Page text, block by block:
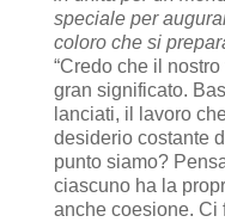
speciale per
coloro che si
“Credo che il
gran significato.
lanciati, il lavoro
desiderio costante
punto siamo?
ciascuno ha la
anche coesione. Ci